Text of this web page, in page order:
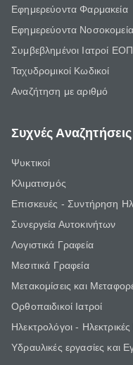
Εφημερεύοντα Φαρμακεία
Εφημερεύοντα Νοσοκομεία
Συμβεβλημένοι Ιατροί
Ταχυδρομικοί Κωδικοί
Αναζήτηση με αριθμό
Συχνές Αναζητήσεις
Ψυκτικοί
Κλιματισμός
Επισκευές - Συντήρηση
Συνεργεία Αυτοκινήτων
Λογιστικά Γραφεία
Μεσιτικά Γραφεία
Μετακομίσεις και
Ορθοπαιδικοί Ιατροί
Ηλεκτρολόγοι -
Υδραυλικές εργασίες και